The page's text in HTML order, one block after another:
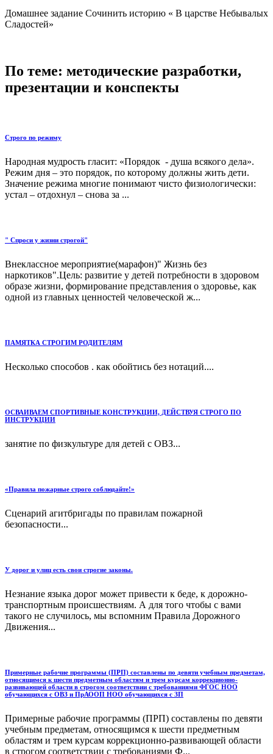
Домашнее задание Сочинить историю « В царстве Небывалых
Сладостей»
По теме: методические разработки,
презентации и конспекты
Строго по режиму
Народная мудрость гласит: «Порядок - душа всякого дела».
Режим дня – это порядок, по которому должны жить дети.
Значение режима многие понимают чисто физиологически:
устал – отдохнул – снова за ...
" Спроси у жизни строгой"
Внеклассное мероприятие(марафон)" Жизнь без
наркотиков".Цель: развитие у детей потребности в здоровом
образе жизни, формирование представления о здоровье, как
одной из главных ценностей человеческой ж...
ПАМЯТКА СТРОГИМ РОДИТЕЛЯМ
Несколько способов . как обойтись без нотаций....
ОСВАИВАЕМ СПОРТИВНЫЕ КОНСТРУКЦИИ, ДЕЙСТВУЯ СТРОГО ПО
ИНСТРУКЦИИ
занятие по физкультуре для детей с ОВЗ...
«Правила пожарные строго соблюдайте!»
Сценарий агитбригады по правилам пожарной
безопасности...
У дорог и улиц есть свои строгие законы.
Незнание языка дорог может привести к беде, к дорожно-
транспортным происшествиям. А для того чтобы с вами
такого не случилось, мы вспомним Правила Дорожного
Движения...
Примерные рабочие программы (ПРП) составлены по девяти учебным предметам,
относящимся к шести предметным областям и трем курсам коррекционно-
развивающей области в строгом соответствии с требованиями ФГОС НОО
обучающихся с ОВЗ и ПрАООП НОО обучающихся с ЗП
Примерные рабочие программы (ПРП) составлены по девяти
учебным предметам, относящимся к шести предметным
областям и трем курсам коррекционно-развивающей области
в строгом соответствии с требованиями Ф...